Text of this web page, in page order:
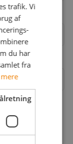
trafik. Vi
af
du har
fra